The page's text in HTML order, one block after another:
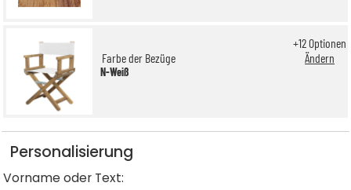
Farbe der Bezüge
N-Weiß
+12Optionen
Ändern
Personalisierung
Vorname oder Text: